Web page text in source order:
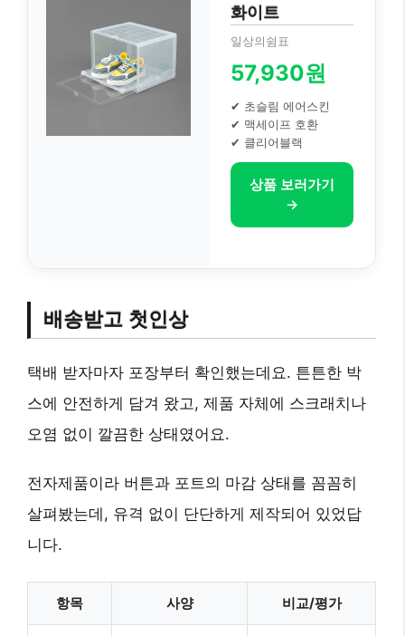
화이트
일상의쉼표
57,930원
✔ 초슬림 에어스킨
✔ 맥세이프 호환
✔ 클리어블랙
상품 보러가기
→
배송받고 첫인상
택배 받자마자 포장부터 확인했는데요. 튼튼한 박
스에 안전하게 담겨 왔고, 제품 자체에 스크래치나
오염 없이 깔끔한 상태였어요.
전자제품이라 버튼과 포트의 마감 상태를 꼼꼼히
살펴봤는데, 유격 없이 단단하게 제작되어 있었답
니다.
항목 사양 비교/평가